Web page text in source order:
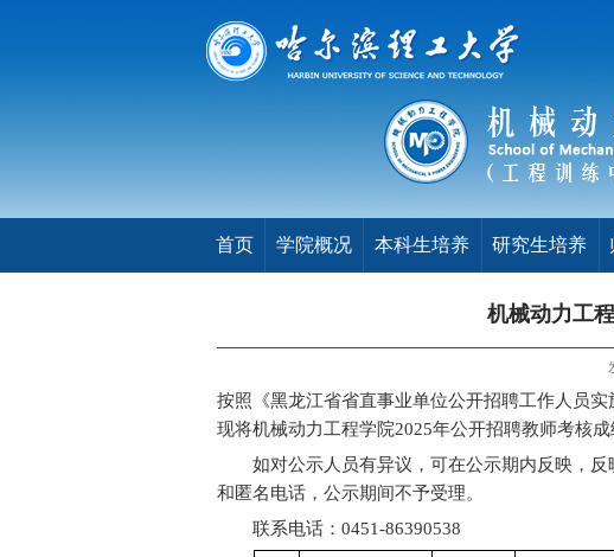
首页 学院概况 本科生培养 研究生培养
机械动力工
按照《黑龙江省省直事业单位公开招聘工作人员实
现将机械动力工程学院2025年公开招聘教师考核
如对公示人员有异议，可在公示期内反映，反
和匿名电话，公示期间不予受理。
联系电话： 0451-86390538